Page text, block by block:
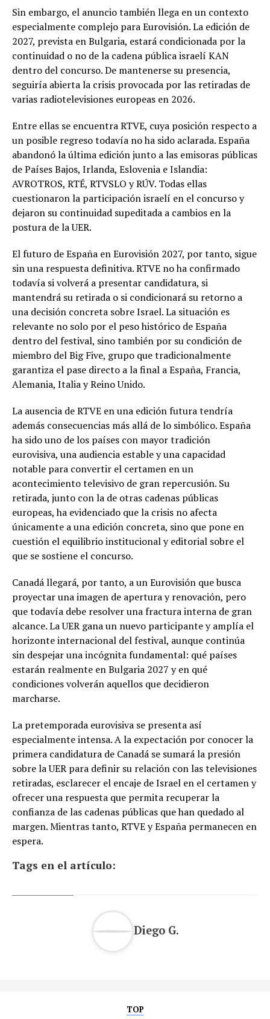
Sin embargo, el anuncio también llega en un contexto
especialmente complejo para Eurovisión. La edición de
2027, prevista en Bulgaria, estará condicionada por la
continuidad o no de la cadena pública israelí KAN
dentro del concurso. De mantenerse su presencia,
seguiría abierta la crisis provocada por las retiradas de
varias radiotelevisiones europeas en 2026.
Entre ellas se encuentra RTVE, cuya posición respecto a
un posible regreso todavía no ha sido aclarada. España
abandonó la última edición junto a las emisoras públicas
de Países Bajos, Irlanda, Eslovenia e Islandia:
AVROTROS, RTÉ, RTVSLO y RÚV. Todas ellas
cuestionaron la participación israelí en el concurso y
dejaron su continuidad supeditada a cambios en la
postura de la UER.
El futuro de España en Eurovisión 2027, por tanto, sigue
sin una respuesta definitiva. RTVE no ha confirmado
todavía si volverá a presentar candidatura, si
mantendrá su retirada o si condicionará su retorno a
una decisión concreta sobre Israel. La situación es
relevante no solo por el peso histórico de España
dentro del festival, sino también por su condición de
miembro del Big Five, grupo que tradicionalmente
garantiza el pase directo a la final a España, Francia,
Alemania, Italia y Reino Unido.
La ausencia de RTVE en una edición futura tendría
además consecuencias más allá de lo simbólico. España
ha sido uno de los países con mayor tradición
eurovisiva, una audiencia estable y una capacidad
notable para convertir el certamen en un
acontecimiento televisivo de gran repercusión. Su
retirada, junto con la de otras cadenas públicas
europeas, ha evidenciado que la crisis no afecta
únicamente a una edición concreta, sino que pone en
cuestión el equilibrio institucional y editorial sobre el
que se sostiene el concurso.
Canadá llegará, por tanto, a un Eurovisión que busca
proyectar una imagen de apertura y renovación, pero
que todavía debe resolver una fractura interna de gran
alcance. La UER gana un nuevo participante y amplía el
horizonte internacional del festival, aunque continúa
sin despejar una incógnita fundamental: qué países
estarán realmente en Bulgaria 2027 y en qué
condiciones volverán aquellos que decidieron
marcharse.
La pretemporada eurovisiva se presenta así
especialmente intensa. A la expectación por conocer la
primera candidatura de Canadá se sumará la presión
sobre la UER para definir su relación con las televisiones
retiradas, esclarecer el encaje de Israel en el certamen y
ofrecer una respuesta que permita recuperar la
confianza de las cadenas públicas que han quedado al
margen. Mientras tanto, RTVE y España permanecen en
espera.
Tags en el artículo:
Diego G.
TOP